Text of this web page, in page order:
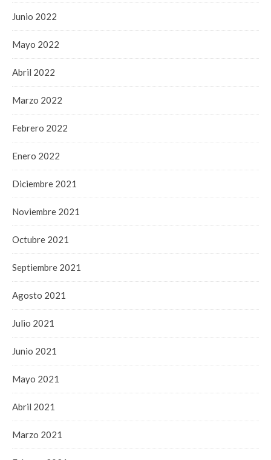
Junio 2022
Mayo 2022
Abril 2022
Marzo 2022
Febrero 2022
Enero 2022
Diciembre 2021
Noviembre 2021
Octubre 2021
Septiembre 2021
Agosto 2021
Julio 2021
Junio 2021
Mayo 2021
Abril 2021
Marzo 2021